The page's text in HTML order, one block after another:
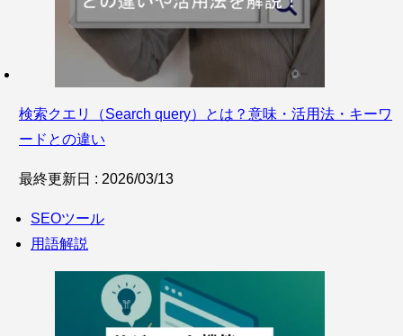
検索クエリ（Search query）とは？意味・活用法・キーワ
ードとの違い
最終更新日 : 2026/03/13
SEOツール
用語解説